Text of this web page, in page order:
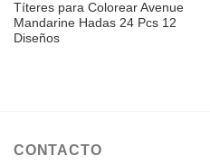
Títeres para Colorear Avenue
Mandarine Hadas 24 Pcs 12
Diseños
CONTACTO